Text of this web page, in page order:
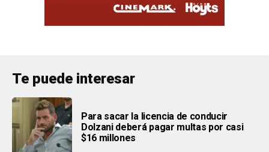
Te puede interesar
Para sacar la licencia de conducir
Dolzani deberá pagar multas por casi
$16 millones